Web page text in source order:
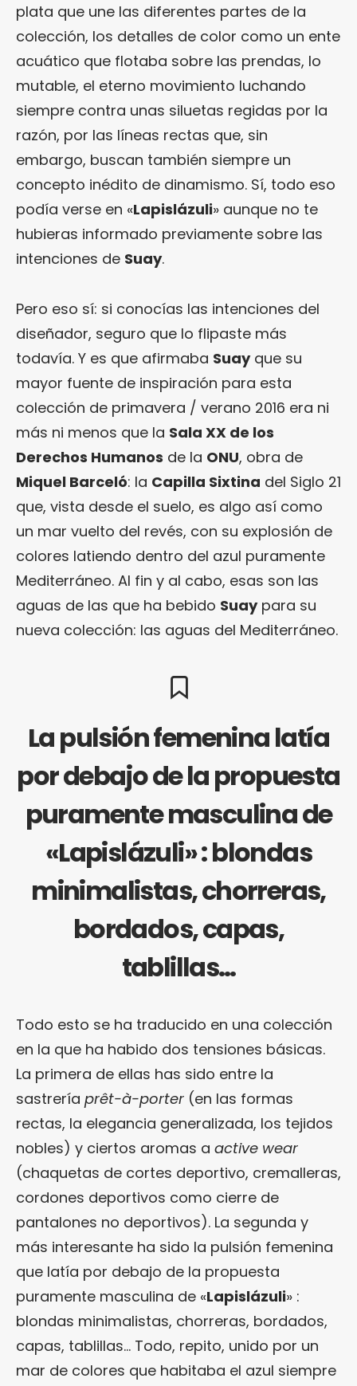
plata que une las diferentes partes de la
colección, los detalles de color como un ente
acuático que flotaba sobre las prendas, lo
mutable, el eterno movimiento luchando
siempre contra unas siluetas regidas por la
razón, por las líneas rectas que, sin
embargo, buscan también siempre un
concepto inédito de dinamismo. Sí, todo eso
podía verse en «Lapislázuli» aunque no te
hubieras informado previamente sobre las
intenciones de Suay.
Pero eso sí: si conocías las intenciones del
diseñador, seguro que lo flipaste más
todavía. Y es que afirmaba Suayque su
mayor fuente de inspiración para esta
colección de primavera / verano 2016 era ni
más ni menos que la Sala XX de los
Derechos Humanos de la ONU, obra de
Miquel Barceló: la Capilla Sixtina del Siglo 21
que, vista desde el suelo, es algo así como
un mar vuelto del revés, con su explosión de
colores latiendo dentro del azul puramente
Mediterráneo. Al fin y al cabo, esas son las
aguas de las que ha bebido Suaypara su
nueva colección: las aguas del Mediterráneo.
La pulsión femenina latía
por debajo de la propuesta
puramente masculina de
«Lapislázuli» : blondas
minimalistas, chorreras,
bordados, capas,
tablillas…
Todo esto se ha traducido en una colección
en la que ha habido dos tensiones básicas.
La primera de ellas has sido entre la
sastrería prêt-à-porter (en las formas
rectas, la elegancia generalizada, los tejidos
nobles) y ciertos aromas a active wear
(chaquetas de cortes deportivo, cremalleras,
cordones deportivos como cierre de
pantalones no deportivos). La segunda y
más interesante ha sido la pulsión femenina
que latía por debajo de la propuesta
puramente masculina de «Lapislázuli» :
blondas minimalistas, chorreras, bordados,
capas, tablillas… Todo, repito, unido por un
mar de colores que habitaba el azul siempre